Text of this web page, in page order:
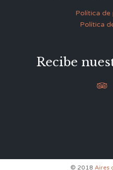
Política de
Política
Recibe

© 2018 Aires